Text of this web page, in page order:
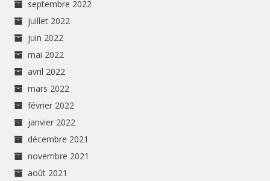
septembre 2022
juillet 2022
juin 2022
mai 2022
avril 2022
mars 2022
février 2022
janvier 2022
décembre 2021
novembre 2021
août 2021